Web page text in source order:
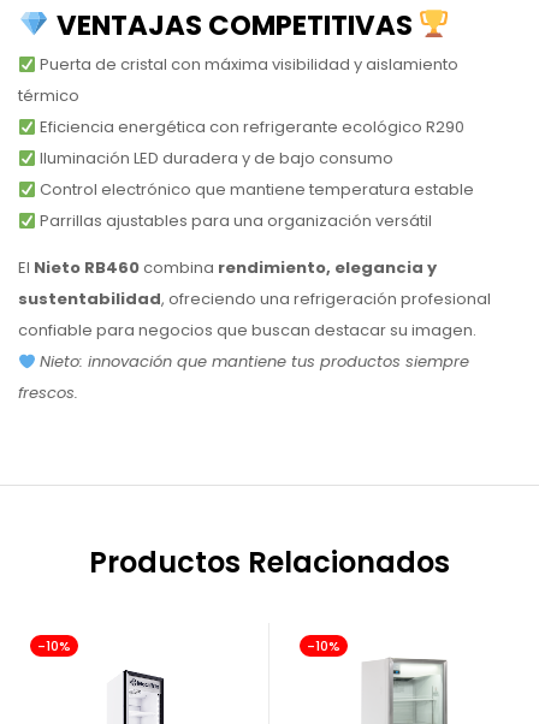
VENTAJAS COMPETITIVAS
Puerta de cristal con máxima visibilidad y aislamiento
térmico
Eficiencia energética con refrigerante ecológico R290
Iluminación LED duradera y de bajo consumo
Control electrónico que mantiene temperatura estable
Parrillas ajustables para una organización versátil
El Nieto RB460combina rendimiento, elegancia y
sustentabilidad, ofreciendo una refrigeración profesional
confiable para negocios que buscan destacar su imagen.
Nieto: innovación que mantiene tus productos siempre
frescos.
Productos Relacionados
-10% -10%